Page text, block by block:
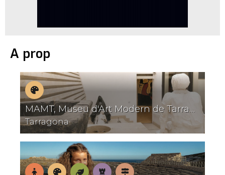
A prop
Museus
MAMT, Museu d'Art Modern de Tarragona
Tarragona